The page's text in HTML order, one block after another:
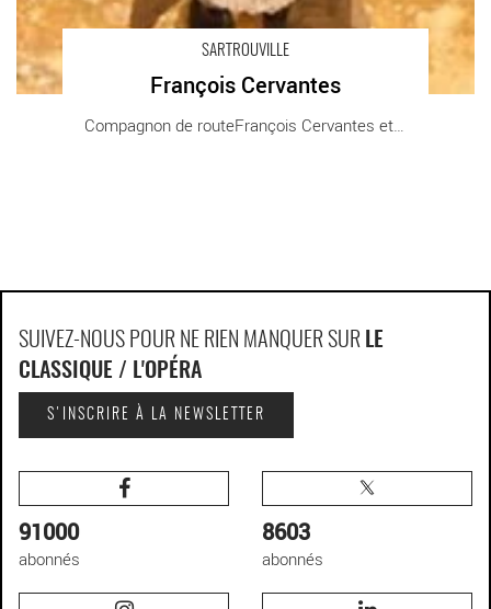
SARTROUVILLE
François Cervantes
Compagnon de routeFrançois Cervantes et ceux [...]
SUIVEZ-NOUS POUR NE RIEN MANQUER SUR LE
CLASSIQUE / L'OPÉRA
S'INSCRIRE À LA NEWSLETTER
91000
abonnés
8603
abonnés